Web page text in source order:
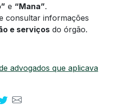
e “Mana”.
consultar informações
e serviços do órgão.
advogados que aplicava